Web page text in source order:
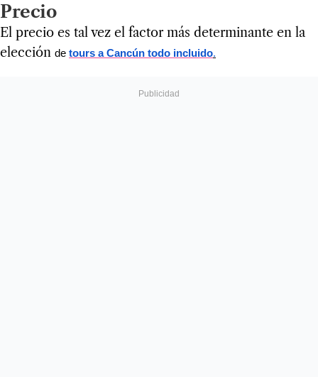
Precio
El precio es tal vez el factor más determinante en la
elección de tours a Cancún todo incluido.